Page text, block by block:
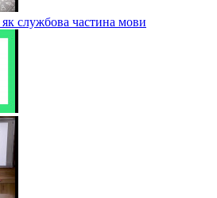
службова частина мови